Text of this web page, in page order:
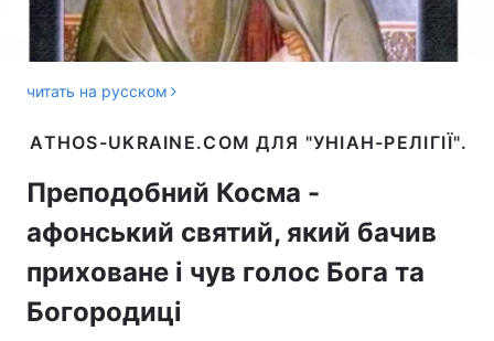
читать на русском
Преподобний Косма -
афонський святий, який бачив
приховане і чув голос Бога та
Богородиці